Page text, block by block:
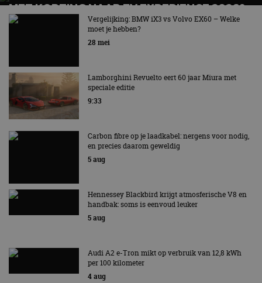
MET KORTING NAAR EV EXPERIENCE 2026?
AUTORAI REGELT HET!
EV Experience 2026 van 24 tot 26 september
Vergelijking: BMW iX3 vs Volvo EX60 – Welke
moet je hebben?
28 mei
Lamborghini Revuelto eert 60 jaar Miura met
speciale editie
9:33
Carbon fibre op je laadkabel: nergens voor nodig,
en precies daarom geweldig
5 aug
Hennessey Blackbird krijgt atmosferische V8 en
handbak: soms is eenvoud leuker
5 aug
Audi A2 e-Tron mikt op verbruik van 12,8 kWh
per 100 kilometer
4 aug